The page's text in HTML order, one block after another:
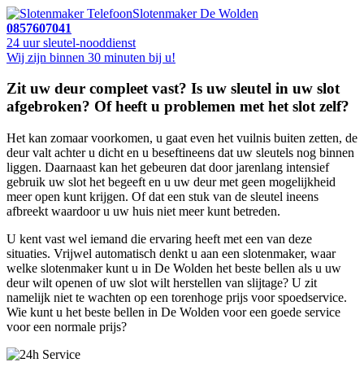
Slotenmaker De Wolden
0857607041
24 uur sleutel-nooddienst
Wij zijn binnen 30 minuten bij u!
Zit uw deur compleet vast? Is uw sleutel in uw slot
afgebroken? Of heeft u problemen met het slot zelf?
Het kan zomaar voorkomen, u gaat even het vuilnis buiten zetten, de
deur valt achter u dicht en u beseftineens dat uw sleutels nog binnen
liggen. Daarnaast kan het gebeuren dat door jarenlang intensief
gebruik uw slot het begeeft en u uw deur met geen mogelijkheid
meer open kunt krijgen. Of dat een stuk van de sleutel ineens
afbreekt waardoor u uw huis niet meer kunt betreden.
U kent vast wel iemand die ervaring heeft met een van deze
situaties. Vrijwel automatisch denkt u aan een slotenmaker, waar
welke slotenmaker kunt u in De Wolden het beste bellen als u uw
deur wilt openen of uw slot wilt herstellen van slijtage? U zit
namelijk niet te wachten op een torenhoge prijs voor spoedservice.
Wie kunt u het beste bellen in De Wolden voor een goede service
voor een normale prijs?